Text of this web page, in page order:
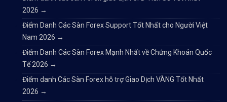
2026 →
Điểm Danh Các Sàn Forex Support Tốt Nhất cho Người Việt
Nam 2026 →
Điểm Danh Các Sàn Forex Mạnh Nhất về Chứng Khoán Quốc
Tế 2026 →
Điểm danh Các Sàn Forex hỗ trợ Giao Dịch VÀNG Tốt Nhất
2026 →